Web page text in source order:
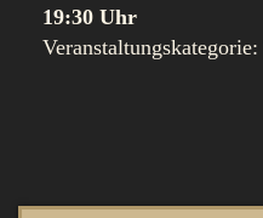
19:30 Uhr
Veranstaltungskategorie: